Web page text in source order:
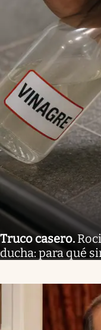
Truco casero.
ducha: para qué